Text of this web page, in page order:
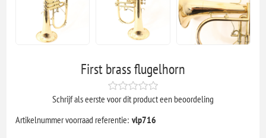
First brass flugelhorn
Schrijf als eerste voor dit product een beoordeling
Artikelnummer voorraad referentie: vlp716